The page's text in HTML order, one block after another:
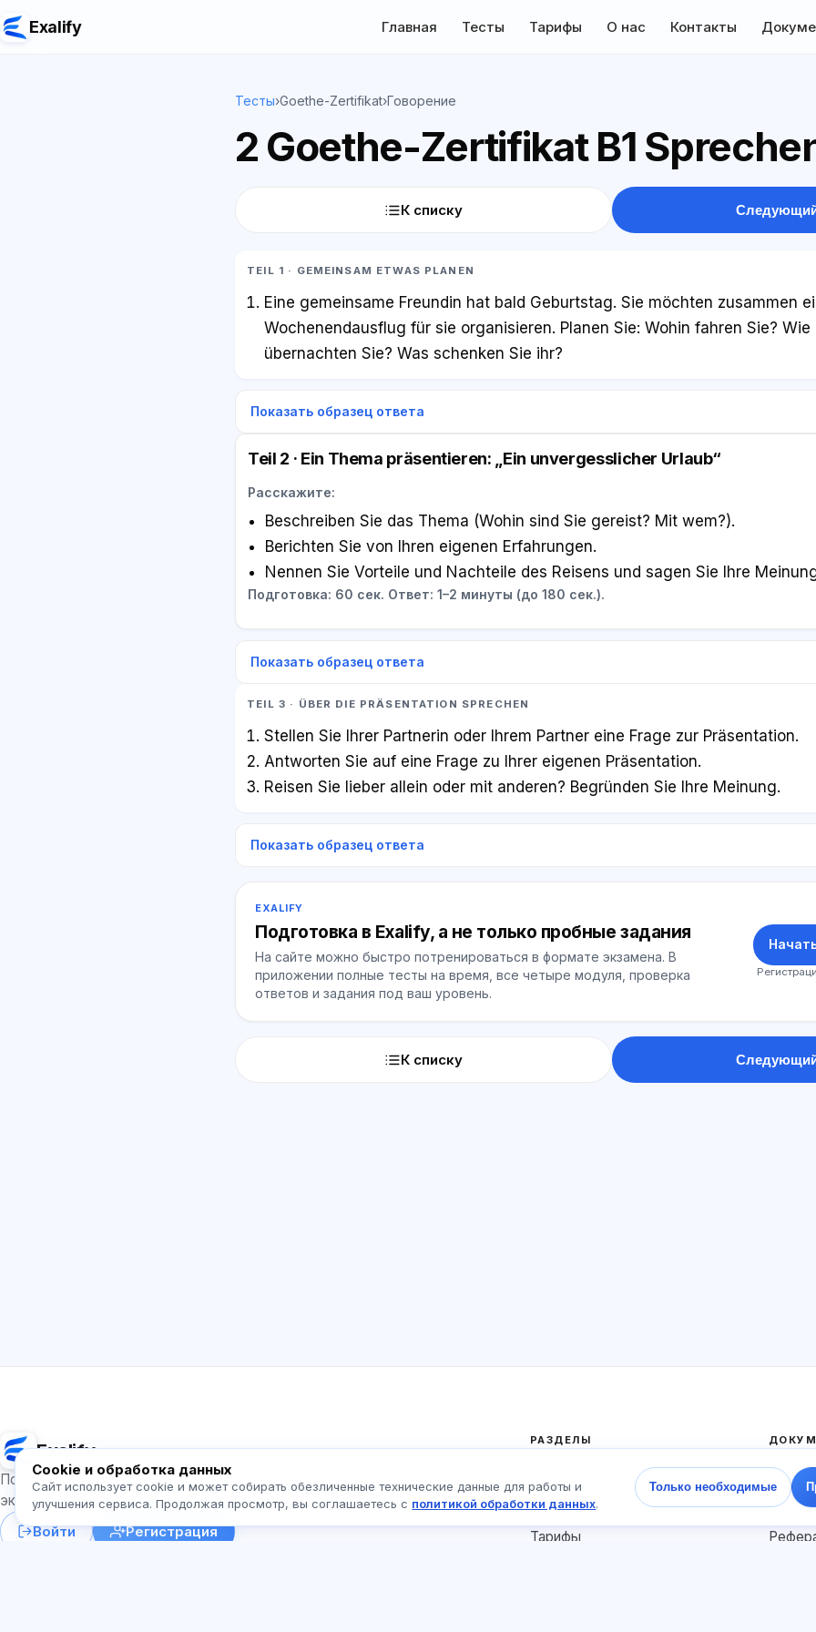
Exalify Главная Тесты Тарифы О нас Контакты
Тесты›Goethe-Zertifikat›Говорение
2 Goethe-Zertifikat B1
К списку Следующий
TEIL 1 · GEMEINSAM ETWAS PLANEN
Eine gemeinsame Freundin hat bald Geburtstag. Sie möchten zusammen
Wochenendausflug für sie organisieren. Planen Sie: Wohin fahren Sie? Wie
übernachten Sie? Was schenken Sie ihr?
Показать образец ответа
Teil 2 · Ein Thema präsentieren: „Ein unvergesslicher Urlaub“
Расскажите:
Beschreiben Sie das Thema (Wohin sind Sie gereist? Mit wem?).
Berichten Sie von Ihren eigenen Erfahrungen.
Nennen Sie Vorteile und Nachteile des Reisens und sagen Sie Ihre
Подготовка: 60 сек. Ответ: 1–2 минуты (до 180 сек.).
Показать образец ответа
TEIL 3 · ÜBER DIE PRÄSENTATION SPRECHEN
Stellen Sie Ihrer Partnerin oder Ihrem Partner eine Frage zur Präsentation.
Antworten Sie auf eine Frage zu Ihrer eigenen Präsentation.
Reisen Sie lieber allein oder mit anderen? Begründen Sie Ihre Meinung.
Показать образец ответа
EXALIFY
Подготовка в Exalify, а не только пробные задания
На сайте можно быстро потренироваться в формате экзамена. В
приложении полные тесты на время, все четыре модуля, проверка
ответов и задания под ваш уровень.
К списку Следующий
Exalify
Подготовка к международным языковым
экзаменам
Войти
Регистрация
РАЗДЕЛЫ
Тесты
Статьи
Тарифы
Cookie и обработка данных
Сайт использует cookie и может собирать обезличенные технические данные для работы и
улучшения сервиса. Продолжая просмотр, вы соглашаетесь с политикой обработки данных.
Только необходимые